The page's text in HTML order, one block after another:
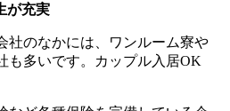
が充実
社のなかには、ワンルーム寮や
も多いです。カップル入居OK